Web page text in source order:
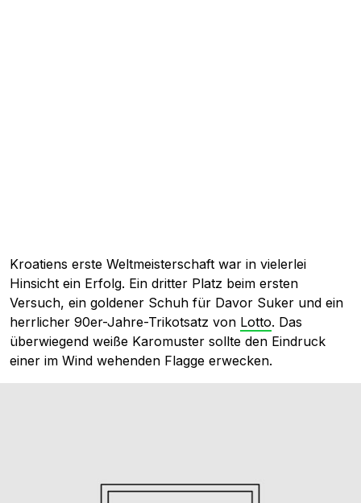
Kroatiens erste Weltmeisterschaft war in vielerlei
Hinsicht ein Erfolg. Ein dritter Platz beim ersten
Versuch, ein goldener Schuh für Davor Suker und ein
herrlicher 90er-Jahre-Trikotsatz von Lotto. Das
überwiegend weiße Karomuster sollte den Eindruck
einer im Wind wehenden Flagge erwecken.